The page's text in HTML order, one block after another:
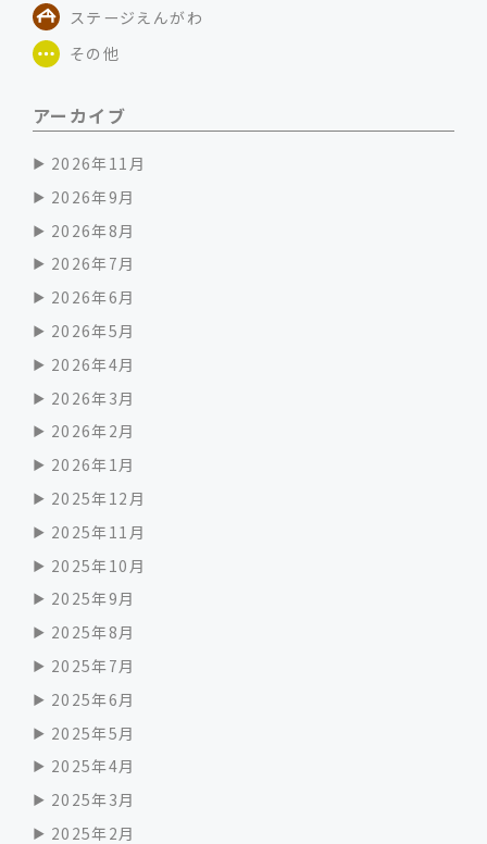
ステージえんがわ
その他
アーカイブ
2026年11月
2026年9月
2026年8月
2026年7月
2026年6月
2026年5月
2026年4月
2026年3月
2026年2月
2026年1月
2025年12月
2025年11月
2025年10月
2025年9月
2025年8月
2025年7月
2025年6月
2025年5月
2025年4月
2025年3月
2025年2月